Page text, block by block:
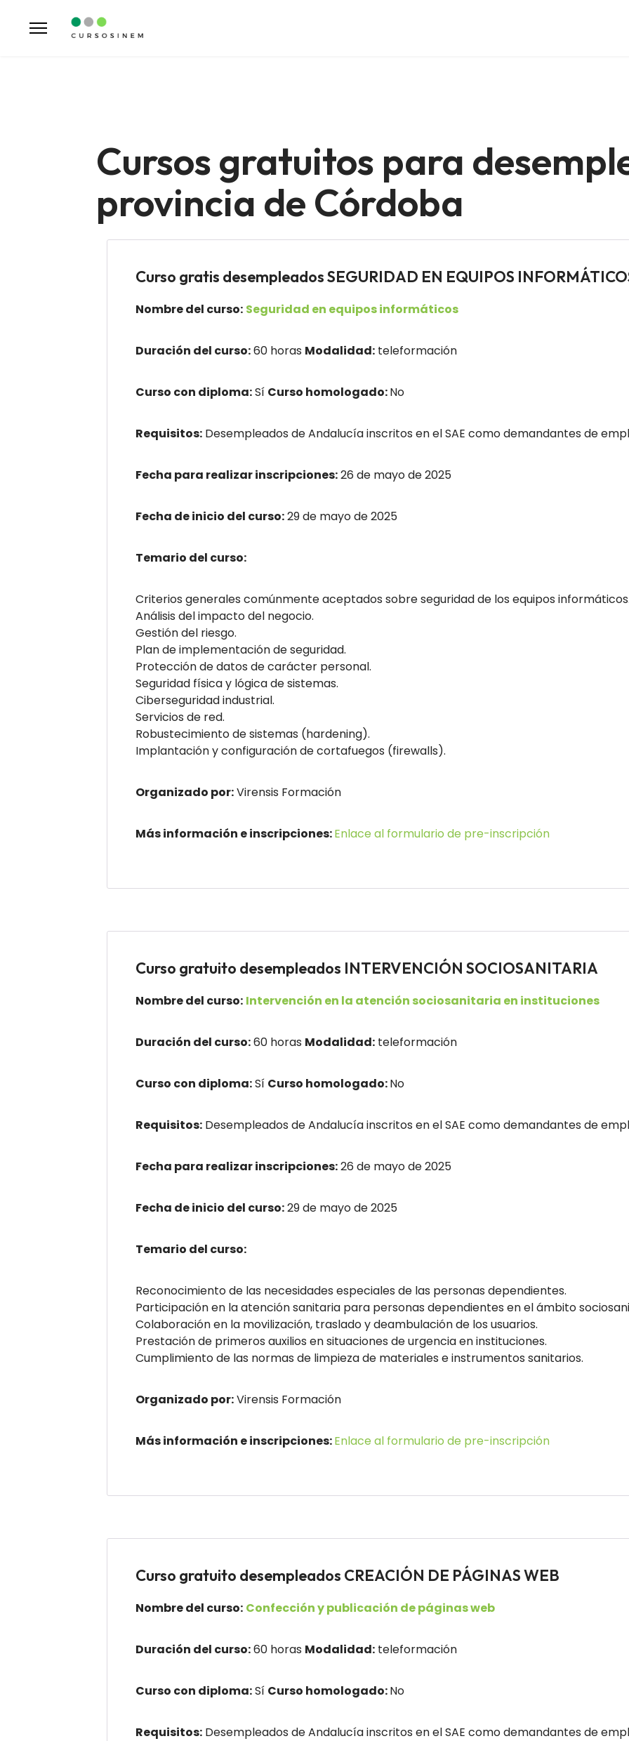
Cursos gratuitos para
provincia de Córdoba
Curso gratis desempleados SEGURIDAD EN EQUIPOS
Nombre del curso: Seguridad en equipos informáticos
Duración del curso:60 horas Modalidad: teleformación
Curso con diploma:Sí Curso homologado:No
Requisitos: Desempleados de Andalucía inscritos en el SAE como demandantes de
Fecha para realizar inscripciones:26 de mayo de 2025
Fecha de inicio del curso:29 de mayo de 2025
Temario del curso:
Criterios generales comúnmente aceptados sobre seguridad de los equipos
Análisis del impacto del negocio.
Gestión del riesgo.
Plan de implementación de seguridad.
Protección de datos de carácter personal.
Seguridad física y lógica de sistemas.
Ciberseguridad industrial.
Servicios de red.
Robustecimiento de sistemas (hardening).
Implantación y configuración de cortafuegos (firewalls).
Organizado por:Virensis Formación
Más información e inscripciones:Enlace al formulario de pre-inscripción
Curso gratuito desempleados INTERVENCIÓN SOCIOSANITARIA
Nombre del curso: Intervención en la atención sociosanitaria en instituciones
Duración del curso:60 horas Modalidad: teleformación
Curso con diploma:Sí Curso homologado:No
Requisitos: Desempleados de Andalucía inscritos en el SAE como demandantes de
Fecha para realizar inscripciones:26 de mayo de 2025
Fecha de inicio del curso:29 de mayo de 2025
Temario del curso:
Reconocimiento de las necesidades especiales de las personas dependientes.
Participación en la atención sanitaria para personas dependientes en el ámbito
Colaboración en la movilización, traslado y deambulación de los usuarios.
Prestación de primeros auxilios en situaciones de urgencia en instituciones.
Cumplimiento de las normas de limpieza de materiales e instrumentos sanitarios.
Organizado por:Virensis Formación
Más información e inscripciones:Enlace al formulario de pre-inscripción
Curso gratuito desempleados CREACIÓN DE PÁGINAS WEB
Nombre del curso: Confección y publicación de páginas web
Duración del curso:60 horas Modalidad: teleformación
Curso con diploma:Sí Curso homologado:No
Requisitos: Desempleados de Andalucía inscritos en el SAE como demandantes de